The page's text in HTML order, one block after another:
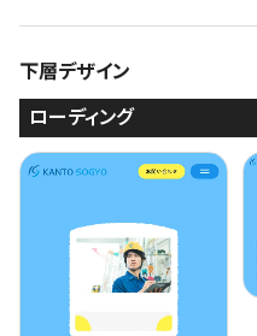
下層デザイン
ローディング